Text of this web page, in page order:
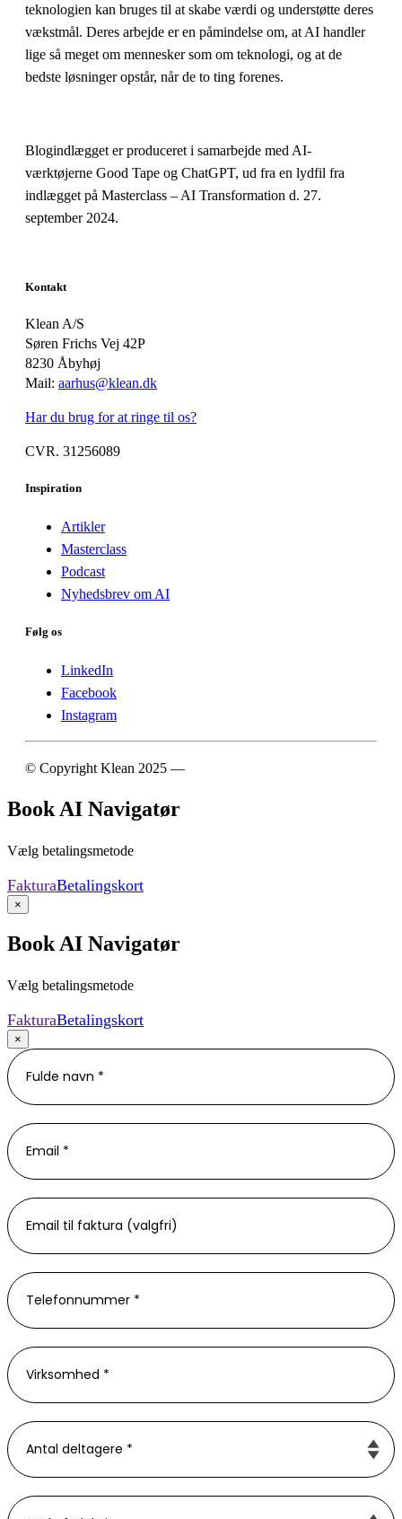
teknologien kan bruges til at skabe værdi og understøtte deres
vækstmål. Deres arbejde er en påmindelse om, at AI handler
lige så meget om mennesker som om teknologi, og at de
bedste løsninger opstår, når de to ting forenes.
Blogindlægget er produceret i samarbejde med AI-
værktøjerne Good Tape og ChatGPT, ud fra en lydfil fra
indlægget på Masterclass – AI Transformation d. 27.
september 2024.
Kontakt
Klean A/S
Søren Frichs Vej 42P
8230 Åbyhøj
Mail: aarhus@klean.dk
Har du brug for at ringe til os?
CVR. 31256089
Inspiration
Artikler
Masterclass
Podcast
Nyhedsbrev om AI
Følg os
LinkedIn
Facebook
Instagram
© Copyright Klean 2025 —
Book AI Navigatør
Vælg betalingsmetode
FakturaBetalingskort
×
Book AI Navigatør
Vælg betalingsmetode
FakturaBetalingskort
×